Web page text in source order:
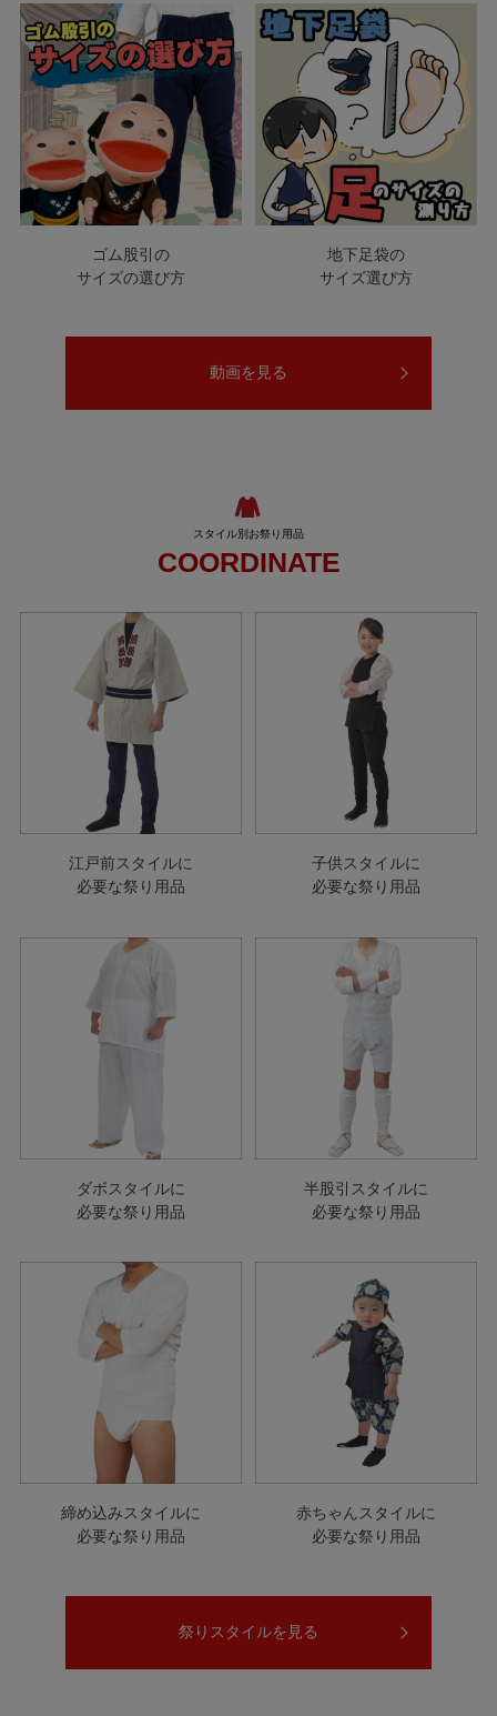
ゴム股引の
サイズの選び方
地下足袋の
サイズ選び方
動画を見る
COORDINATE
江戸前スタイルに
必要な祭り用品
子供スタイルに
必要な祭り用品
ダボスタイルに
必要な祭り用品
半股引スタイルに
必要な祭り用品
締め込みスタイルに
必要な祭り用品
赤ちゃんスタイルに
必要な祭り用品
祭りスタイルを見る